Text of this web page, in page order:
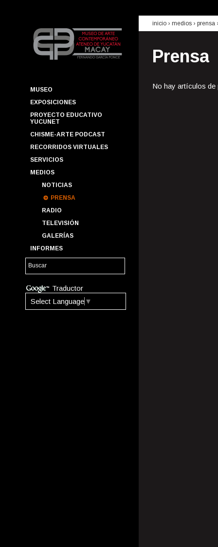
MUSEO
EXPOSICIONES
PROYECTO EDUCATIVO
YUCUNET
CHISME-ARTE PODCAST
RECORRIDOS VIRTUALES
SERVICIOS
MEDIOS
NOTICIAS
PRENSA
RADIO
TELEVISIÓN
GALERÍAS
INFORMES
Traductor
Select Language ▼
inicio › medios › prensa
Prensa
No hay artículos de